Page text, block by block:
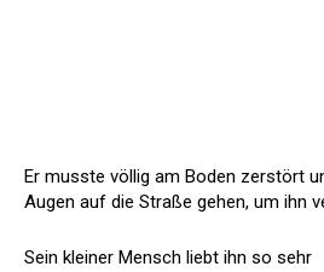
Er musste völlig am Boden zerstört
Augen auf die Straße gehen, um ihn
Sein kleiner Mensch liebt ihn so sehr